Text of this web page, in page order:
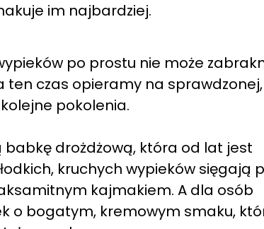
im najbardziej.
po prostu nie może
ten czas opieramy na sprawdzonej,
pokolenia.
babkę drożdżową, która od lat jest
kruchych wypieków sięgają
kajmakiem. A dla osób
o bogatym, kremowym smaku,